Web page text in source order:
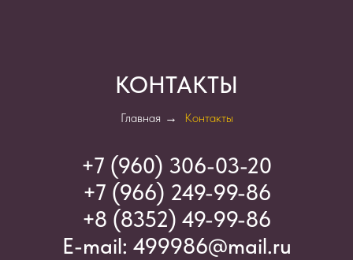
КОНТАКТЫ
Главная → Контакты
+7 (960) 306-03-20
+7 (966) 249-99-86
+8 (8352) 49-99-86
E-mail: 499986@mail.ru